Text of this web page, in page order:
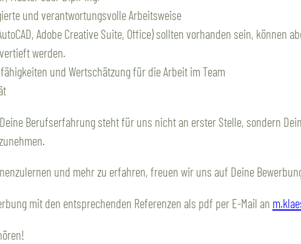
und verantwortungsvolle Arbeitsweise
Adobe Creative Suite, Office) sollten vorhanden sein, können
werden.
und Wertschätzung für die Arbeit im Team
Berufserfahrung steht für uns nicht an erster Stelle, sondern
und mehr zu erfahren, freuen wir uns auf Deine
mit den entsprechenden Referenzen als pdf per E-Mail an